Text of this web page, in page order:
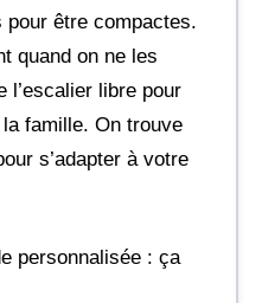
pour être compactes.
quand on ne les
l’escalier libre pour
famille. On trouve
s’adapter à votre
personnalisée : ça